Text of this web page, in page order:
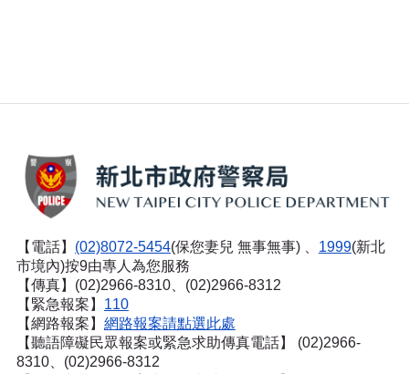
【電話】 (02)8072-5454(保您妻兒 無事無事) 、 1999(新北
市境內)按9由專人為您服務
【傳真】(02)2966-8310、(02)2966-8312
【緊急報案】 110
【網路報案】 網路報案請點選此處
【聽語障礙民眾報案或緊急求助傳真電話】
(02)2966-
8310、(02)2966-8312